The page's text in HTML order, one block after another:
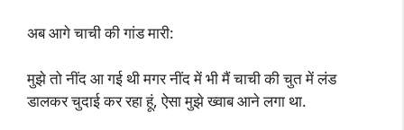
अब आगे चाची की गांड मारी:
मुझे तो नींद आ गई थी मगर नींद में भी मैं चाची की चुत में लंड
डालकर चुदाई कर रहा हूं, ऐसा मुझे ख्वाब आने लगा था.